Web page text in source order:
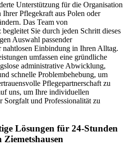
Unterstützung für die Organisation
Pflegekraft aus Polen oder
Das Team von
Sie durch jeden Schritt dieses
Auswahl passender
nahtlosen Einbindung in Ihren Alltag.
umfassen eine gründliche
administrative Abwicklung,
schnelle Problembehebung, um
Pflegepartnerschaft zu
uns, um Ihre individuellen
Sorgfalt und Professionalität zu
Lösungen für 24-Stunden